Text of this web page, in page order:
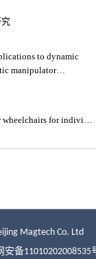
Magtech Co. Ltd
安备11010202008535